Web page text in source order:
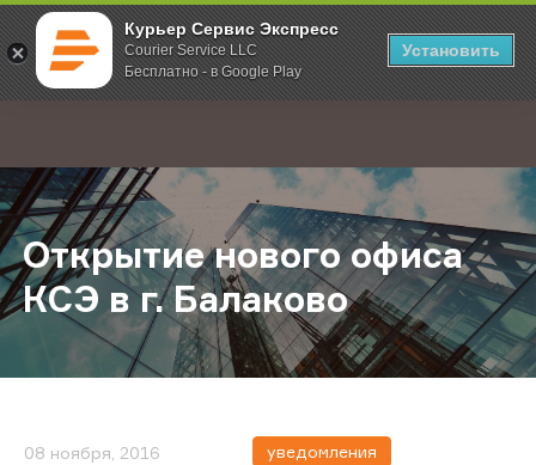
Курьер Сервис Экспресс
Courier Service LLC
Бесплатно - в Google Play
Установить
; Главная О компании Новости Открытие нового офиса КСЭ в г.
Открытие нового офиса
КСЭ в г. Балаково
08 ноября, 2016 уведомления